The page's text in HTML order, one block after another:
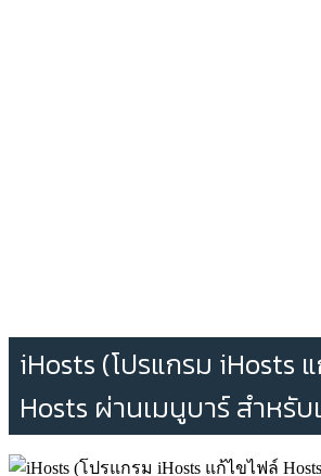
iHosts (โปรแกรม iHosts
Hosts ผ่านเมนูบาร์ สำหรับ